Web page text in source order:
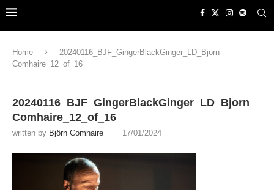
Home
20240116_BJF_GingerBlackGinger_LD_Bjorn
Comhaire_12_of_16
20240116_BJF_GingerBlackGinger_LD_Bjorn
Comhaire_12_of_16
written by Björn Comhaire 17/01/2024